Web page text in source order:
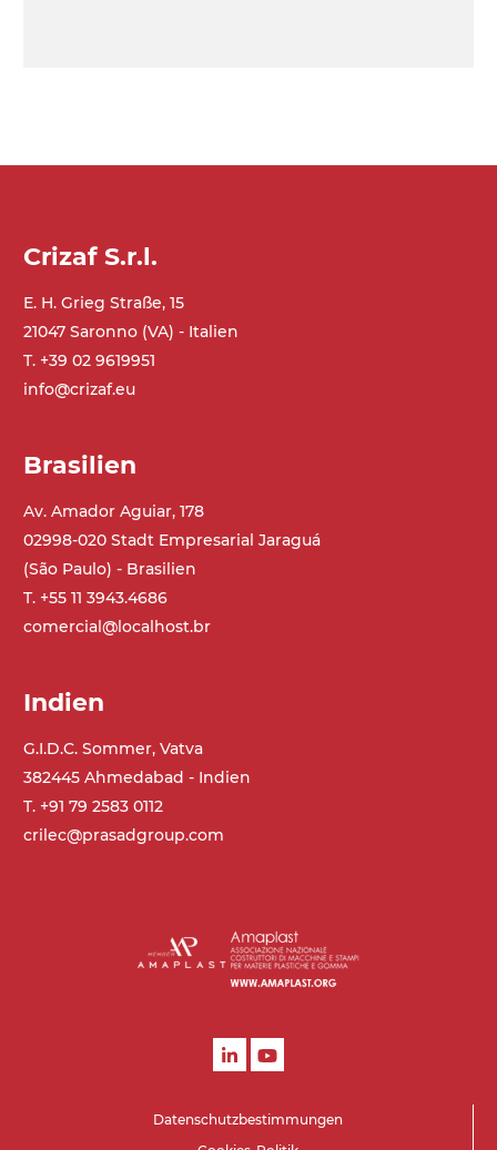
Crizaf S.r.l.
E. H. Grieg Straße, 15
21047 Saronno (VA) - Italien
T. +39 02 9619951
info@crizaf.eu
Brasilien
Av. Amador Aguiar, 178
02998-020 Stadt Empresarial Jaraguá
(São Paulo) - Brasilien
T. +55 11 3943.4686
comercial@localhost.br
Indien
G.I.D.C. Sommer, Vatva
382445 Ahmedabad - Indien
T. +91 79 2583 0112
crilec@prasadgroup.com
Datenschutzbestimmungen